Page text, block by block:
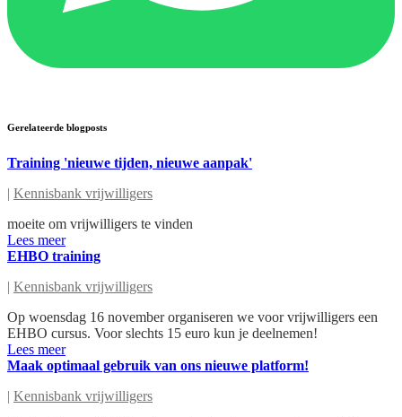
Gerelateerde blogposts
Training 'nieuwe tijden, nieuwe aanpak'
| Kennisbank vrijwilligers
moeite om vrijwilligers te vinden
Lees meer
EHBO training
| Kennisbank vrijwilligers
Op woensdag 16 november organiseren we voor vrijwilligers een
EHBO cursus. Voor slechts 15 euro kun je deelnemen!
Lees meer
Maak optimaal gebruik van ons nieuwe platform!
| Kennisbank vrijwilligers